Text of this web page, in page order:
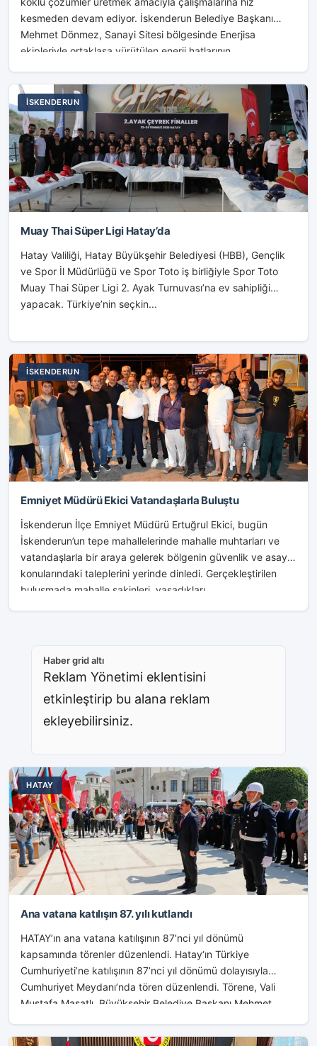
kesmeden devam ediyor. İskenderun Belediye Başkanı
Mehmet Dönmez, Sanayi Sitesi bölgesinde Enerjisa
ekipleriyle ortaklaşa yürütülen enerji hatlarının...
İSKENDERUN
Muay Thai Süper Ligi Hatay’da
Hatay Valiliği, Hatay Büyükşehir Belediyesi (HBB), Gençlik
ve Spor İl Müdürlüğü ve Spor Toto iş birliğiyle Spor Toto
Muay Thai Süper Ligi 2. Ayak Turnuvası’na ev sahipliği
yapacak. Türkiye’nin seçkin...
İSKENDERUN
Emniyet Müdürü Ekici Vatandaşlarla Buluştu
İskenderun İlçe Emniyet Müdürü Ertuğrul Ekici, bugün
İskenderun’un tepe mahallelerinde mahalle muhtarları ve
vatandaşlarla bir araya gelerek bölgenin güvenlik ve asayiş
konularındaki taleplerini yerinde dinledi. Gerçekleştirilen
buluşmada mahalle sakinleri, yaşadıkları...
Haber grid altı
Reklam Yönetimi eklentisini
etkinleştirip bu alana reklam
ekleyebilirsiniz.
HATAY
Ana vatana katılışın 87. yılı kutlandı
HATAY’ın ana vatana katılışının 87’nci yıl dönümü
kapsamında törenler düzenlendi. Hatay‘ın Türkiye
Cumhuriyeti’ne katılışının 87’nci yıl dönümü dolayısıyla
Cumhuriyet Meydanı’nda tören düzenlendi. Törene, Vali
Mustafa Masatlı, Büyükşehir Belediye Başkanı Mehmet...